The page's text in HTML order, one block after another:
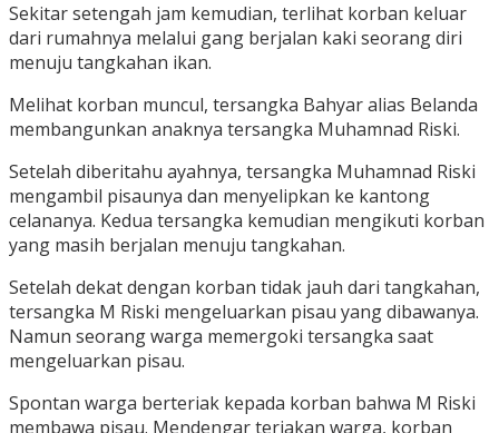
Sekitar setengah jam kemudian, terlihat korban keluar
dari rumahnya melalui gang berjalan kaki seorang diri
menuju tangkahan ikan.
Melihat korban muncul, tersangka Bahyar alias Belanda
membangunkan anaknya tersangka Muhamnad Riski.
Setelah diberitahu ayahnya, tersangka Muhamnad Riski
mengambil pisaunya dan menyelipkan ke kantong
celananya. Kedua tersangka kemudian mengikuti korban
yang masih berjalan menuju tangkahan.
Setelah dekat dengan korban tidak jauh dari tangkahan,
tersangka M Riski mengeluarkan pisau yang dibawanya.
Namun seorang warga memergoki tersangka saat
mengeluarkan pisau.
Spontan warga berteriak kepada korban bahwa M Riski
membawa pisau. Mendengar teriakan warga, korban